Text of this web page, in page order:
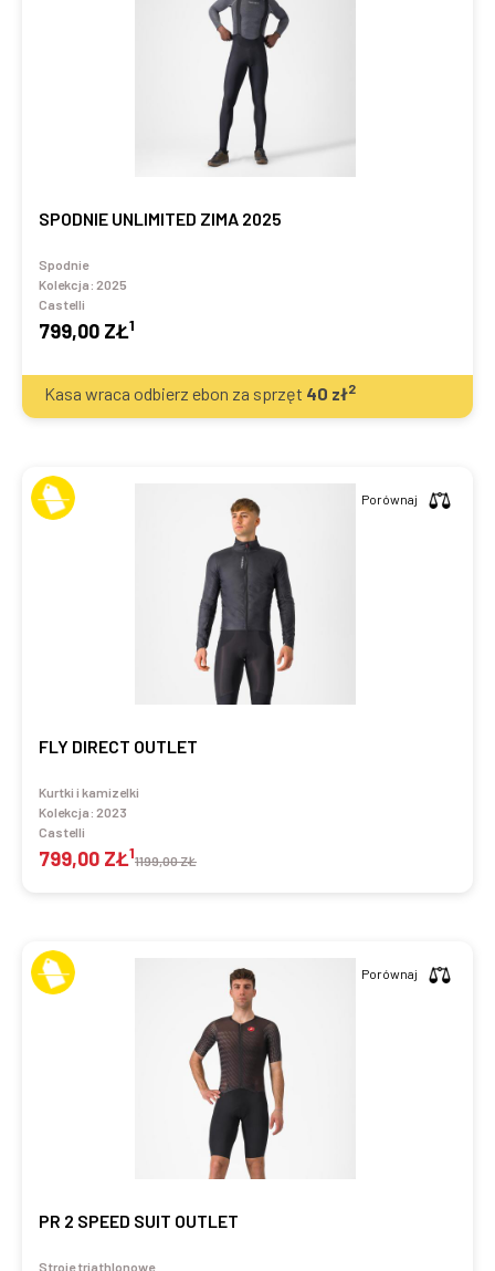
SPODNIE UNLIMITED ZIMA 2025
Spodnie
Kolekcja: 2025
Castelli
799,00 ZŁ1
Kasa wraca odbierz ebon za sprzęt 40 zł2
FLY DIRECT OUTLET
Kurtki i kamizelki
Kolekcja: 2023
Castelli
799,00 ZŁ11199,00 ZŁ
Porównaj
PR 2 SPEED SUIT OUTLET
Stroje triathlonowe
Porównaj